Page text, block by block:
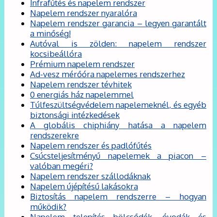
Infrafűtés és napelem rendszer
Napelem rendszer nyaralóra
Napelem rendszer garancia – legyen garantált
a minőség!
Autóval is zölden: napelem rendszer
kocsibeállóra
Prémium napelem rendszer
Ad-vesz mérőóra napelemes rendszerhez
Napelem rendszer tévhitek
0 energiás ház napelemmel
Túlfeszültségvédelem napelemeknél, és egyéb
biztonsági intézkedések
A globális chiphiány hatása a napelem
rendszerekre
Napelem rendszer és padlófűtés
Csúcsteljesítményű napelemek a piacon –
valóban megéri?
Napelem rendszer szállodáknak
Napelem újépítésű lakásokra
Biztosítás napelem rendszerre – hogyan
működik?